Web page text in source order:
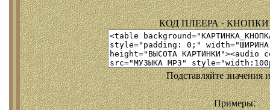
КОД ПЛЕЕРА - КНОПКИ
Подставляйте значения
Примеры: